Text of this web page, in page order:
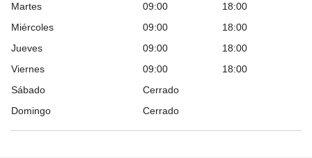
Martes
09:00
18:00
Miércoles
09:00
18:00
Jueves
09:00
18:00
Viernes
09:00
18:00
Sábado
Cerrado
Domingo
Cerrado